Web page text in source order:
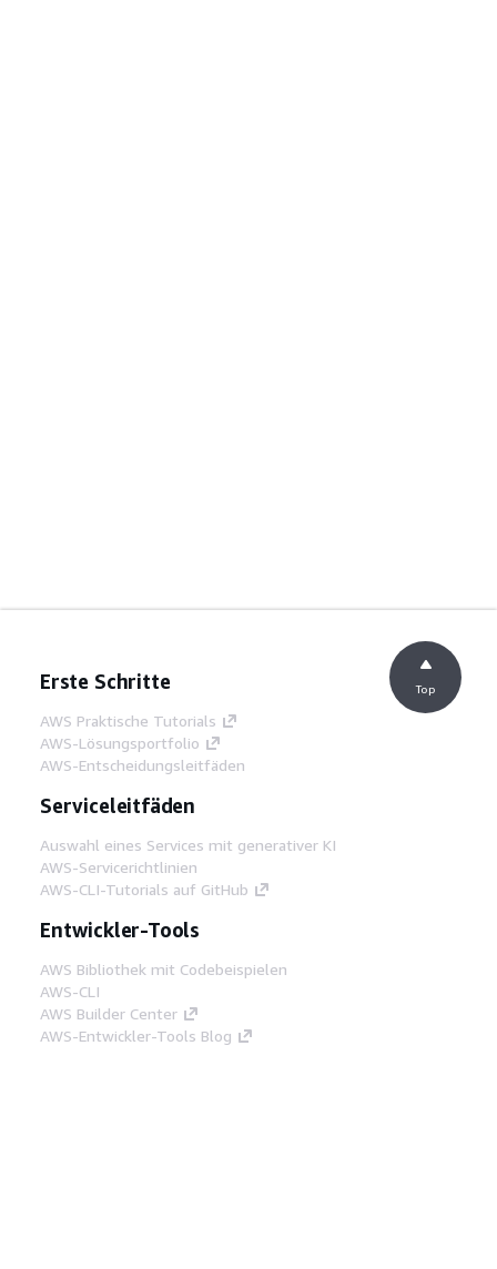
Erste Schritte
AWS Praktische Tutorials
AWS-Lösungsportfolio
AWS-Entscheidungsleitfäden
Serviceleitfäden
Auswahl eines Services mit generativer KI
AWS-Servicerichtlinien
AWS-CLI-Tutorials auf GitHub
Entwickler-Tools
AWS Bibliothek mit Codebeispielen
AWS-CLI
AWS Builder Center
AWS-Entwickler-Tools Blog
Top